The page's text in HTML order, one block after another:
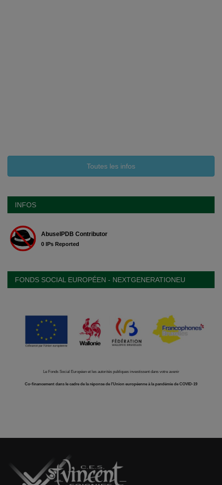
Toutes les infos
INFOS
FONDS SOCIAL EUROPÉEN - NEXTGENERATIONEU
Le Fonds Social Européen et les autorités publiques investissent dans votre avenir
Co-financement dans le cadre de la réponse de l'Union européenne à la pandémie de COVID-19